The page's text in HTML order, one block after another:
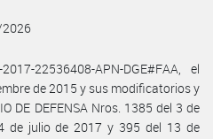
2026
22536408-APN-DGE#FAA, el
de 2015 y sus modificatorios y
DE DEFENSA Nros. 1385 del 3 de
de julio de 2017 y 395 del 13 de